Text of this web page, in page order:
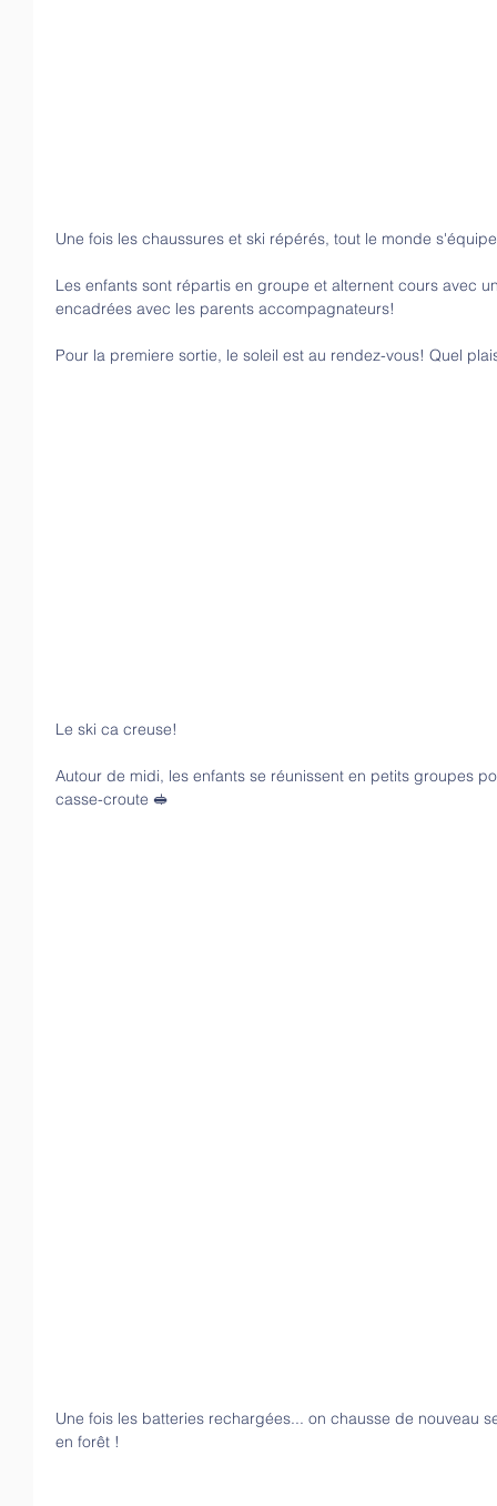
Une fois les chaussures et ski répérés, tout le monde
Les enfants sont répartis en groupe et alternent cours avec
encadrées avec les parents accompagnateurs!
Pour la premiere sortie, le soleil est au rendez-vous! Quel
Le ski ca creuse!
Autour de midi, les enfants se réunissent en petits groupes
casse-croute 🥪
Une fois les batteries rechargées... on chausse de nouveau
en forêt !